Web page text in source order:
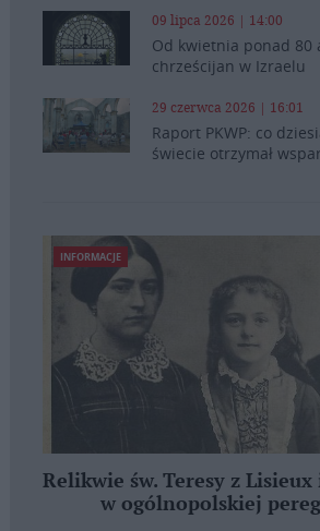
09 lipca 2026 | 14:00
Od kwietnia ponad 80
chrześcijan w Izraelu
29 czerwca 2026 | 16:01
Raport PKWP: co
świecie otrzymał
INFORMACJE
Relikwie św. Teresy z
w ogólnopolskiej